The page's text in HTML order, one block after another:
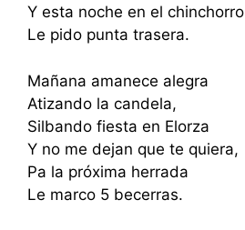
Y esta noche en el chinchorro
Le pido punta trasera.
Mañana amanece alegra
Atizando la candela,
Silbando fiesta en Elorza
Y no me dejan que te quiera,
Pa la próxima herrada
Le marco 5 becerras.